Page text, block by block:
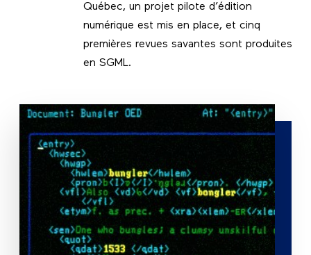
Québec, un projet pilote d’édition
numérique est mis en place, et cinq
premières revues savantes sont produites
en SGML.